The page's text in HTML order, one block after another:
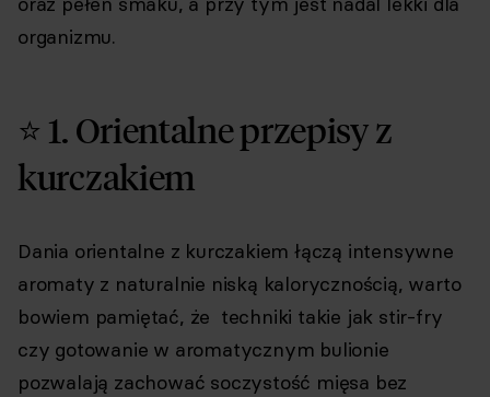
organizmu.
⭐ 1. Orientalne przepisy z
kurczakiem
Dania orientalne z kurczakiem łączą intensywne
aromaty z naturalnie niską kalorycznością, warto
bowiem pamiętać, że techniki takie jak stir-fry
czy gotowanie w aromatycznym bulionie
pozwalają zachować soczystość mięsa bez